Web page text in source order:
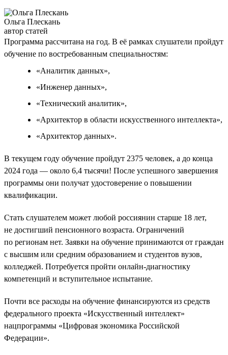
Ольга Плескань
автор статей
Программа рассчитана на год. В её рамках слушатели пройдут
обучение по востребованным специальностям:
«Аналитик данных»,
«Инженер данных»,
«Технический аналитик»,
«Архитектор в области искусственного интеллекта»,
«Архитектор данных».
В текущем году обучение пройдут 2375 человек, а до конца
2024 года — около 6,4 тысячи! После успешного завершения
программы они получат удостоверение о повышении
квалификации.
Стать слушателем может любой россиянин старше 18 лет,
не достигший пенсионного возраста. Ограничений
по регионам нет. Заявки на обучение принимаются от граждан
с высшим или средним образованием и студентов вузов,
колледжей. Потребуется пройти онлайн-диагностику
компетенций и вступительное испытание.
Почти все расходы на обучение финансируются из средств
федерального проекта «Искусственный интеллект»
нацпрограммы «Цифровая экономика Российской
Федерации».